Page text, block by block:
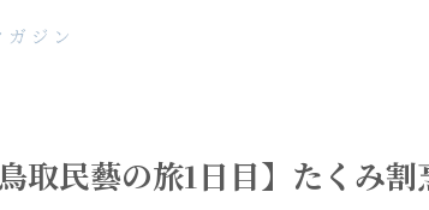
取民藝の旅1日目】たくみ